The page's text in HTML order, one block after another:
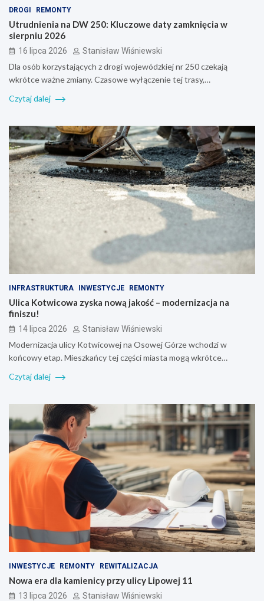
DROGI REMONTY
Utrudnienia na DW 250: Kluczowe daty zamknięcia w
sierpniu 2026
16 lipca 2026 Stanisław Wiśniewski
Dla osób korzystających z drogi wojewódzkiej nr 250 czekają
wkrótce ważne zmiany. Czasowe wyłączenie tej trasy,…
Czytaj dalej
INFRASTRUKTURA INWESTYCJE REMONTY
Ulica Kotwicowa zyska nową jakość – modernizacja na
finiszu!
14 lipca 2026 Stanisław Wiśniewski
Modernizacja ulicy Kotwicowej na Osowej Górze wchodzi w
końcowy etap. Mieszkańcy tej części miasta mogą wkrótce…
Czytaj dalej
INWESTYCJE REMONTY REWITALIZACJA
Nowa era dla kamienicy przy ulicy Lipowej 11
13 lipca 2026 Stanisław Wiśniewski